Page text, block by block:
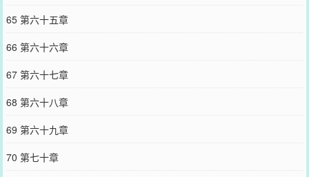
65 第六十五章
66 第六十六章
67 第六十七章
68 第六十八章
69 第六十九章
70 第七十章